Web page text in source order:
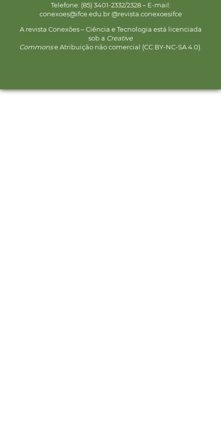
Telefone: (85) 3401-2332/2328 – E-mail:
conexoes@ifce.edu.br @revista.conexoesifce
A revista Conexões – Ciência e Tecnologia está licenciada
sob a Creative
Commonse Atribuição não comercial (CC BY-NC-SA 4.0).